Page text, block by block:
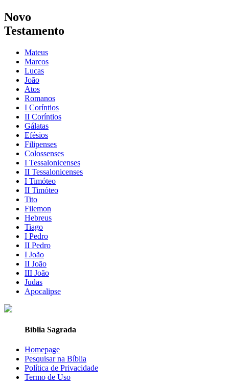
Novo
Testamento
Mateus
Marcos
Lucas
João
Atos
Romanos
I Coríntios
II Coríntios
Gálatas
Efésios
Filipenses
Colossenses
I Tessalonicenses
II Tessalonicenses
I Timóteo
II Timóteo
Tito
Filemon
Hebreus
Tiago
I Pedro
II Pedro
I João
II João
III João
Judas
Apocalipse
Bíblia Sagrada
Homepage
Pesquisar na Bíblia
Política de Privacidade
Termo de Uso